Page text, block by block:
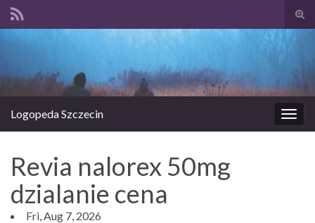
Logopeda Szczecin
Revia nalorex 50mg
dzialanie cena
Fri, Aug 7, 2026